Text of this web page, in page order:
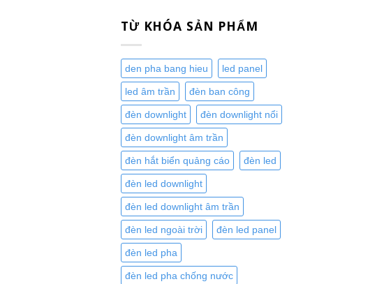
TỪ KHÓA SẢN PHẨM
den pha bang hieu led panel
led âm trần đèn ban công
đèn downlight đèn downlight nổi
đèn downlight âm trần
đèn hắt biển quảng cáo đèn led
đèn led downlight
đèn led downlight âm trần
đèn led ngoài trời đèn led panel
đèn led pha
đèn led pha chống nước